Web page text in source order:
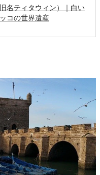
名ティタウィン）｜白い
コの世界遺産